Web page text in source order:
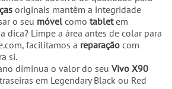
originais mantêm a integridade
o seu móvel como tabletem
dica? Limpe a área antes de colar para
facilitamos a reparação com
si.
diminua o valor do seu Vivo X90
em Legendary Black ou Red